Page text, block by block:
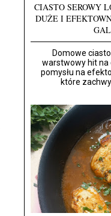
CIASTO SEROWY
DUŻE I
Domowe
warstwowy hit na
pomysłu na
które